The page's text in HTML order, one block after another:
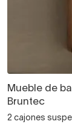
Mueble de
Bruntec
2 cajones